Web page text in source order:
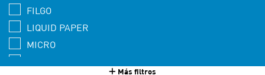
FILGO
LIQUID PAPER
MICRO
Más filtros